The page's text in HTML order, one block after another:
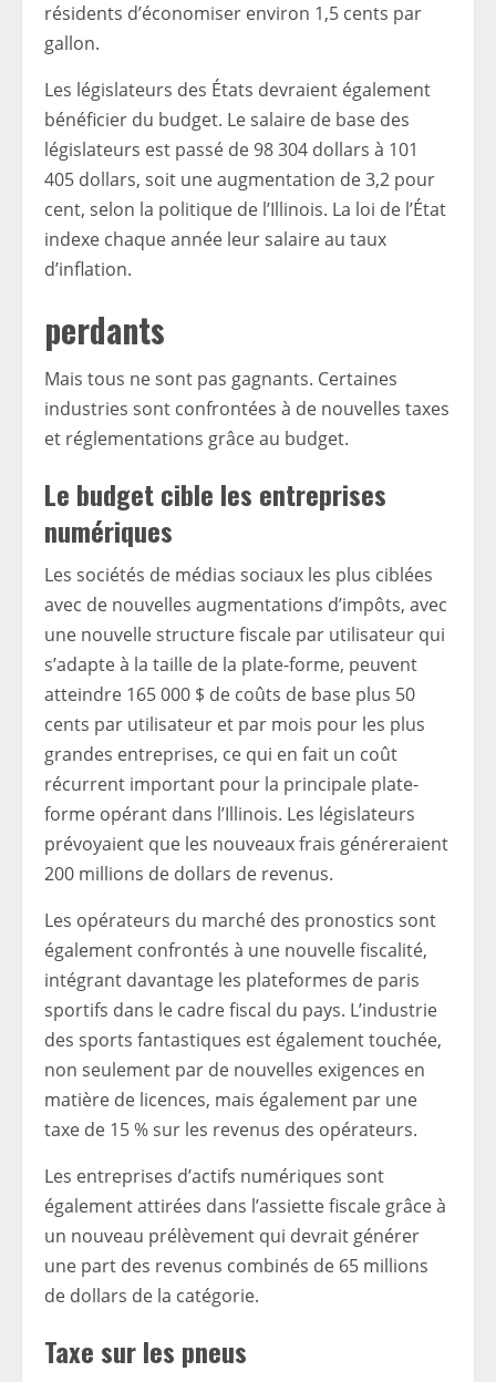
résidents d’économiser environ 1,5 cents par
gallon.
Les législateurs des États devraient également
bénéficier du budget. Le salaire de base des
législateurs est passé de 98 304 dollars à 101
405 dollars, soit une augmentation de 3,2 pour
cent, selon la politique de l’Illinois. La loi de l’État
indexe chaque année leur salaire au taux
d’inflation.
perdants
Mais tous ne sont pas gagnants. Certaines
industries sont confrontées à de nouvelles taxes
et réglementations grâce au budget.
Le budget cible les entreprises
numériques
Les sociétés de médias sociaux les plus ciblées
avec de nouvelles augmentations d’impôts, avec
une nouvelle structure fiscale par utilisateur qui
s’adapte à la taille de la plate-forme, peuvent
atteindre 165 000 $ de coûts de base plus 50
cents par utilisateur et par mois pour les plus
grandes entreprises, ce qui en fait un coût
récurrent important pour la principale plate-
forme opérant dans l’Illinois. Les législateurs
prévoyaient que les nouveaux frais généreraient
200 millions de dollars de revenus.
Les opérateurs du marché des pronostics sont
également confrontés à une nouvelle fiscalité,
intégrant davantage les plateformes de paris
sportifs dans le cadre fiscal du pays. L’industrie
des sports fantastiques est également touchée,
non seulement par de nouvelles exigences en
matière de licences, mais également par une
taxe de 15 % sur les revenus des opérateurs.
Les entreprises d’actifs numériques sont
également attirées dans l’assiette fiscale grâce à
un nouveau prélèvement qui devrait générer
une part des revenus combinés de 65 millions
de dollars de la catégorie.
Taxe sur les pneus